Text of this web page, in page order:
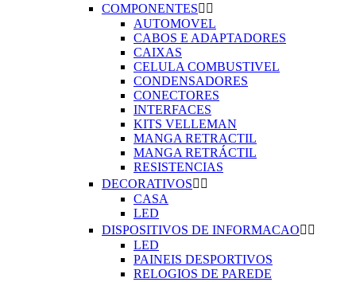
COMPONENTES 
AUTOMOVEL
CABOS E ADAPTADORES
CAIXAS
CELULA COMBUSTIVEL
CONDENSADORES
CONECTORES
INTERFACES
KITS VELLEMAN
MANGA RETRACTIL
MANGA RETRÁCTIL
RESISTENCIAS
DECORATIVOS 
CASA
LED
DISPOSITIVOS DE INFORMACAO 
LED
PAINEIS DESPORTIVOS
RELOGIOS DE PAREDE